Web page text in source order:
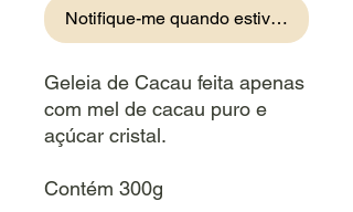
Notifique-me quando estiver
Geleia de Cacau feita apenas
com mel de cacau puro e
açúcar cristal.
Contém 300g